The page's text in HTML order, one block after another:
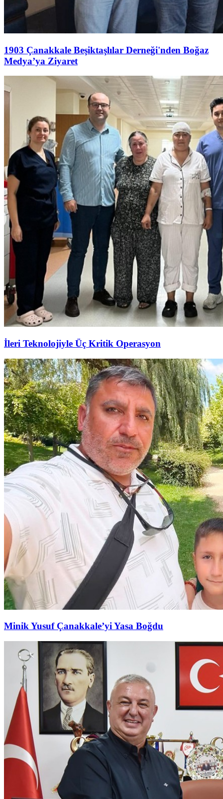
1903 Çanakkale Beşiktaşlılar Derneği'nden Boğaz
Medya’ya Ziyaret
İleri Teknolojiyle Üç Kritik Operasyon
Minik Yusuf Çanakkale’yi Yasa Boğdu